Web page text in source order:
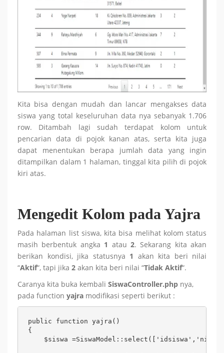
Kita bisa dengan mudah dan lancar mengakses data
siswa yang total keseluruhan data nya sebanyak 1.706
row. Ditambah lagi sudah terdapat kolom untuk
pencarian data di pojok kanan atas, serta kita juga
dapat menentukan berapa jumlah data yang ingin
ditampilkan dalam 1 halaman, tinggal kita pilih di pojok
kiri atas.
Mengedit Kolom pada Yajra
Pada halaman list siswa, kita bisa melihat kolom status
masih berbentuk angka 1 atau 2. Sekarang kita akan
berikan kondisi, jika statusnya 1 akan kita beri nilai
“Aktif“, tapi jika 2 akan kita beri nilai “Tidak Aktif“.
Caranya kita buka kembali SiswaController.php nya,
pada function yajra modifikasi seperti berikut :
public function yajra()
{
$siswa